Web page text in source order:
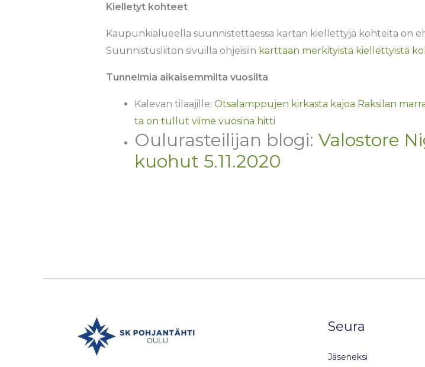
Kielletyt kohteet
Kaupunkialueella suunnistettaessa kartan kiellettyjä kohteita on
Suunnistusliiton sivuilla ohjeisiin karttaan merkityistä kiellettyistä
Tunnelmia aikaisemmilta vuosilta
Kalevan tilaajille: Ot­sa­lamp­pu­jen kir­kas­ta kajoa Rak­si­lan
ta on tullut viime vuosina hitti
Oulurasteilijan blogi: Valostore
kuohut 5.11.2020
Seura
Jäseneksi